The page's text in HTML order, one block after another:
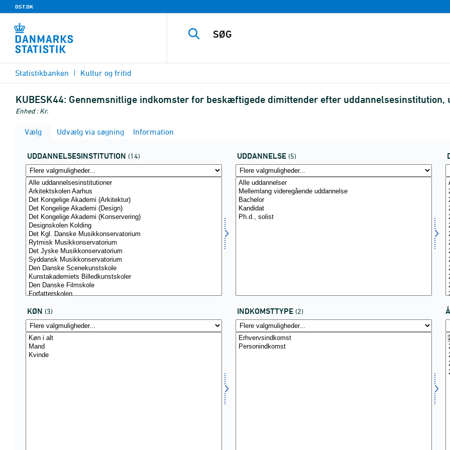
DST.DK
Statistikbanken Kultur og fritid
KUBESK44: Gennemsnitlige indkomster for beskæftigede dimittender efter uddannelsesinstitution,
Enhed : Kr.
Vælg Udvælg via søgning Information
UDDANNELSESINSTITUTION (14) UDDANNELSE (5)
KØN (3) INDKOMSTTYPE (2)